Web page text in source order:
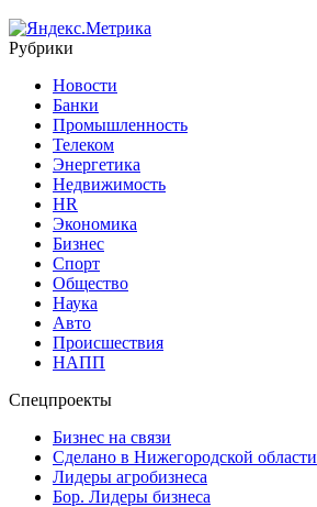
Рубрики
Новости
Банки
Промышленность
Телеком
Энергетика
Недвижимость
HR
Экономика
Бизнес
Спорт
Общество
Наука
Авто
Происшествия
НАПП
Спецпроекты
Бизнес на связи
Сделано в Нижегородской области
Лидеры агробизнеса
Бор. Лидеры бизнеса